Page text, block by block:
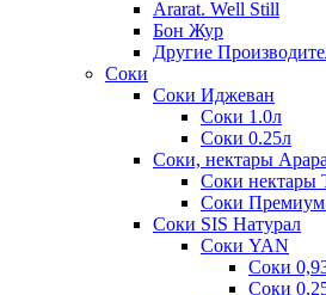
Ararat. Well Still
Бон Жур
Другие
Соки
Соки Иджеван
Соки 1.0л
Соки 0.25л
Соки, нектары
Соки нектары
Соки Премиум
Соки SIS Натурал
Соки YAN
Соки
Соки